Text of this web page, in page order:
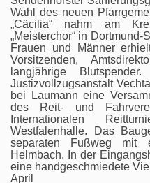
Wahl des neuen
„Cäcilia“ nahm am
„Meisterchor“ in
Frauen und Männer
Vorsitzenden,
langjährige
Justizvollzugsanstalt
bei Laumann eine
des Reit- und
Internationalen
Westfalenhalle. Das
separaten Fußweg mit
Helmbach. In der
eine handgeschmiedete
April